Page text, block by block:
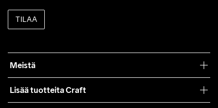
TILAA
Meistä
Lisää tuotteita Craft